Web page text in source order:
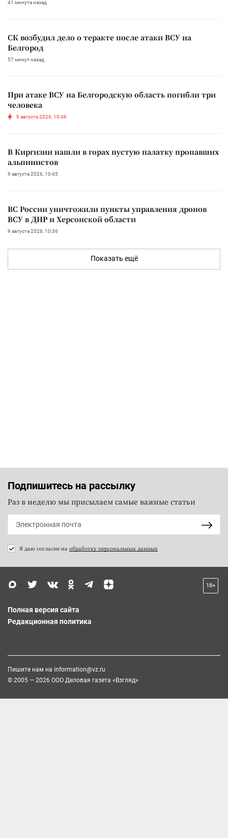
41 минута назад
СК возбудил дело о теракте после атаки ВСУ на
Белгород
57 минут назад
При атаке ВСУ на Белгородскую область погибли три
человека
9 августа 2026, 10:46
В Киргизии нашли в горах пустую палатку пропавших
альпинистов
9 августа 2026, 10:45
ВС России уничтожили пункты управления дронов
ВСУ в ДНР и Херсонской области
9 августа 2026, 10:36
Показать ещё
Подпишитесь на рассылку
Раз в неделю мы присылаем самые важные статьи
Я даю согласие на обработку персональных данных
18+
Полная версия сайта
Редакционная политика
Пишите нам на information@vz.ru
© 2005 — 2026 ООО Деловая газета «Взгляд»